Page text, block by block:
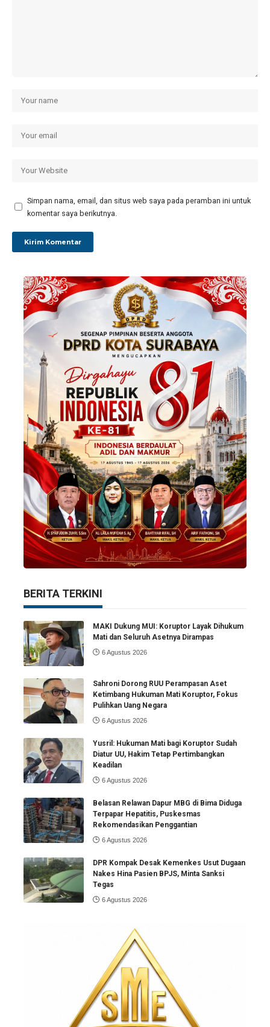
Simpan nama, email, dan situs web saya pada peramban ini untuk
komentar saya berikutnya.
BERITA TERKINI
MAKI Dukung MUI: Koruptor Layak Dihukum
Mati dan Seluruh Asetnya Dirampas
6 Agustus 2026
Sahroni Dorong RUU Perampasan Aset
Ketimbang Hukuman Mati Koruptor, Fokus
Pulihkan Uang Negara
6 Agustus 2026
Yusril: Hukuman Mati bagi Koruptor Sudah
Diatur UU, Hakim Tetap Pertimbangkan
Keadilan
6 Agustus 2026
Belasan Relawan Dapur MBG di Bima Diduga
Terpapar Hepatitis, Puskesmas
Rekomendasikan Penggantian
6 Agustus 2026
DPR Kompak Desak Kemenkes Usut Dugaan
Nakes Hina Pasien BPJS, Minta Sanksi
Tegas
6 Agustus 2026